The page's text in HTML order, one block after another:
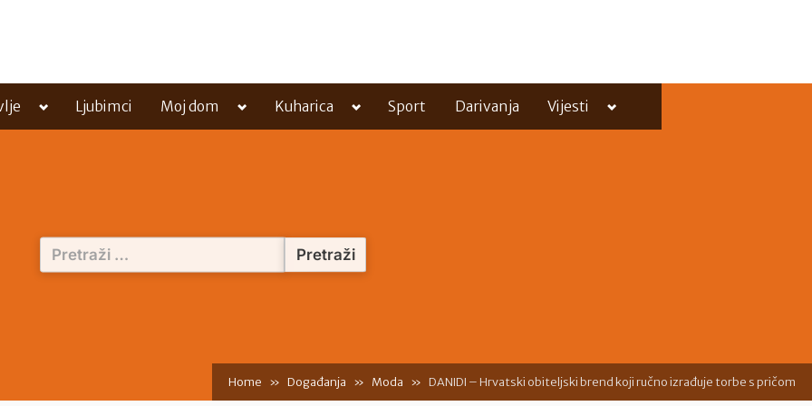
Toggle
menu
Ljubimci Moj dom
Toggle
menu
Kuharica
Toggle
menu
Sport Darivanja Vijesti
Toggle
menu
Pretraži:
Home Događanja Moda DANIDI – Hrvatski obiteljski brend koji ručno izrađuje torbe s pričom